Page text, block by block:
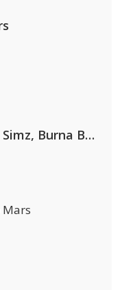
Coldplay ft. Little Simz, Burna Boy, Elyanna & Tini
Mars